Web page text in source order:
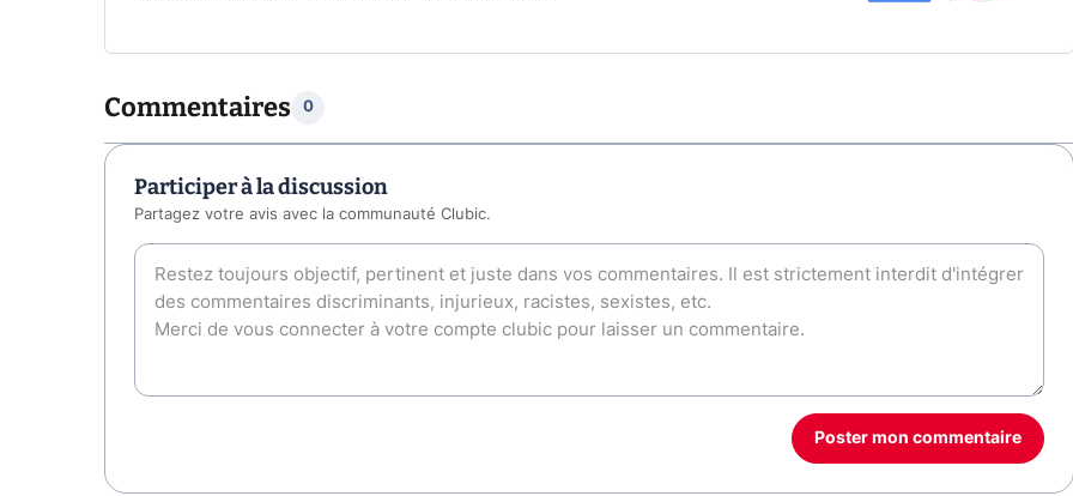
Commentaires 0
Participer à la discussion
Partagez votre avis avec la communauté Clubic.
Poster mon commentaire